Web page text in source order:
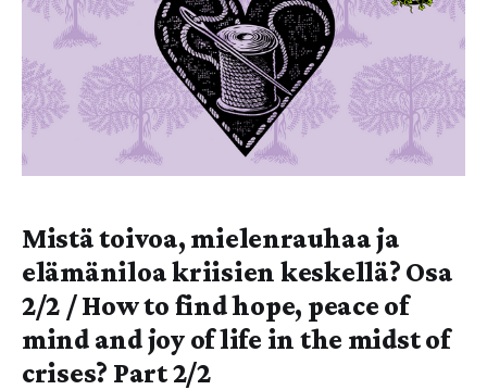
Mistä toivoa, mielenrauhaa ja
elämäniloa kriisien keskellä? Osa
2/2 / How to find hope, peace of
mind and joy of life in the midst of
crises? Part 2/2